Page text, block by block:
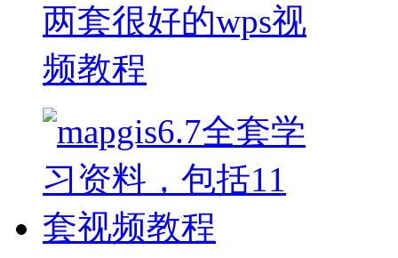
两套很好的wps视
频教程